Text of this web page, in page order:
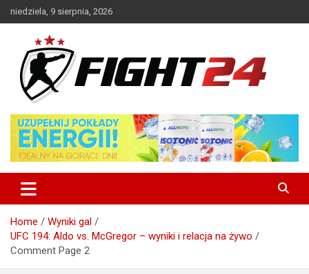
Skip
to
niedziela, 9 sierpnia, 2026
FIGHT24.PL – MMA i K-1, UFC
Home
Wyniki gal
UFC 194: Aldo vs. McGregor – wyniki i relacja na żywo
Comment Page 2